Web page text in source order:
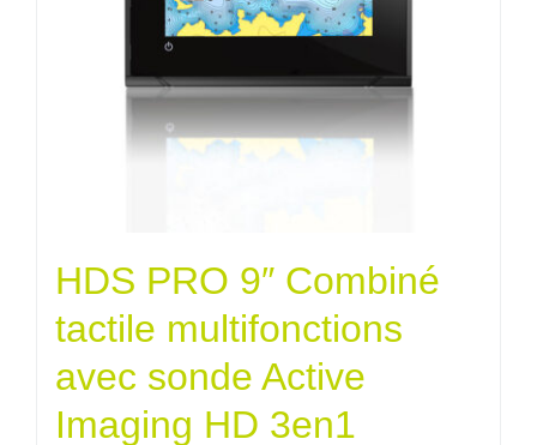
HDS PRO 9″ Combiné
tactile multifonctions
avec sonde Active
Imaging HD 3en1